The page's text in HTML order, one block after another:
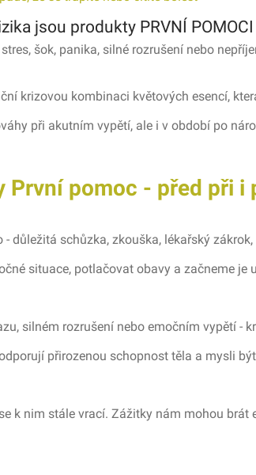
jsou produkty PRVNÍ
šok, panika, silné rozrušení nebo
krizovou kombinaci květových esencí,
při akutním vypětí, ale i v období po
První pomoc - před při i
důležitá schůzka, zkouška, lékařský
situace, potlačovat obavy a začneme
silném rozrušení nebo emočním vypětí
přirozenou schopnost těla a mysli
k nim stále vrací. Zážitky nám mohou